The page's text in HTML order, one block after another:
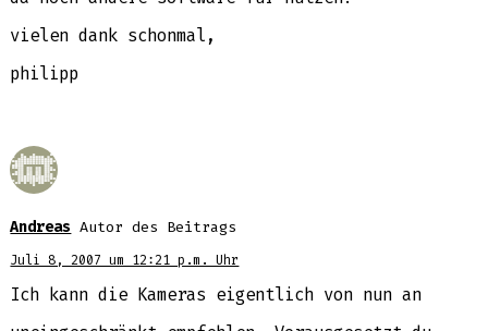
vielen dank schonmal,
philipp
Andreas Autor des Beitrags
Juli 8, 2007 um 12:21 p.m. Uhr
Ich kann die Kameras eigentlich von nun an